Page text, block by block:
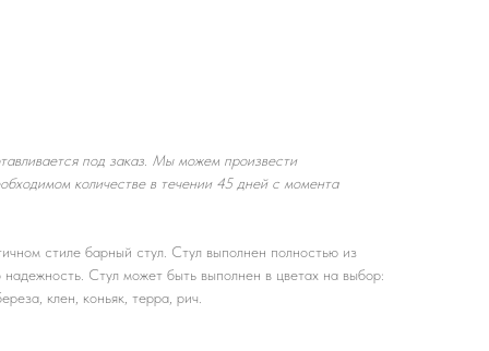
под заказ. Мы можем произвести
количестве в течении 45 дней с момента
стиле барный стул. Стул выполнен полностью из
надежность. Стул может быть выполнен в цветах на выбор:
клен, коньяк, терра, рич.